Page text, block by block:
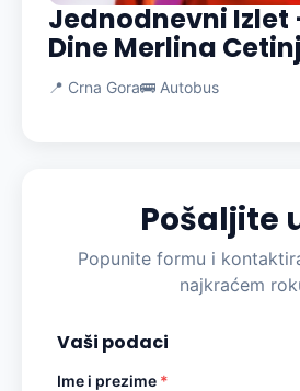
Jednodnevni Izlet
Dine Merlina
📍 Crna Gora🚌 Autobus
Pošaljite
Popunite formu i
najkraćem
Vaši podaci
Ime i prezime *